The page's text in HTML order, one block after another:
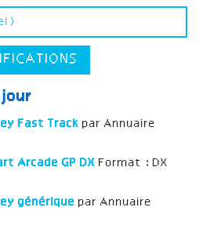
Fast Track par Annuaire
Arcade GP DX Format : DX
générique par Annuaire